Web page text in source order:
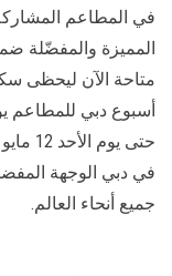
في المطاعم
المميزة والمفضّلة
متاحة الآن ليحظى
حتى
في دبي الوجهة
جميع أنحاء العالم.